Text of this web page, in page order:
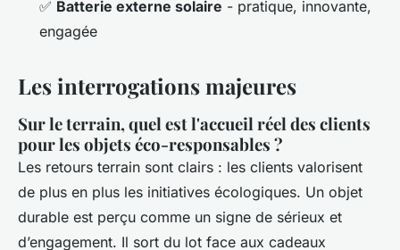
✅ Batterie externe solaire - pratique, innovante,
engagée
Les interrogations majeures
Sur le terrain, quel est l'accueil réel des clients
pour les objets éco-responsables ?
Les retours terrain sont clairs : les clients valorisent
de plus en plus les initiatives écologiques. Un objet
durable est perçu comme un signe de sérieux et
d’engagement. Il sort du lot face aux cadeaux